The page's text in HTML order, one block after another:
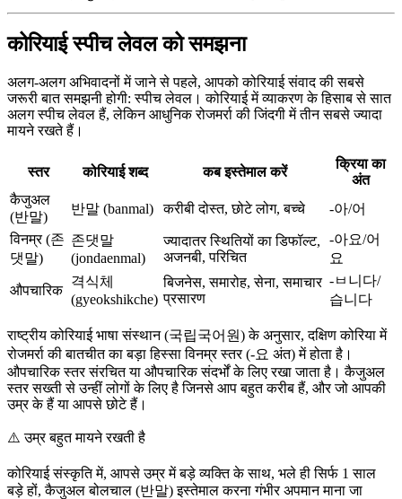
कोरियाई स्पीच लेवल को समझना
अलग-अलग अभिवादनों में जाने से पहले, आपको कोरियाई संवाद की सबसे
जरूरी बात समझनी होगी: स्पीच लेवल। कोरियाई में व्याकरण के हिसाब से सात
अलग स्पीच लेवल हैं, लेकिन आधुनिक रोजमर्रा की जिंदगी में तीन सबसे ज्यादा
मायने रखते हैं।
स्तर कोरियाई शब्द कब इस्तेमाल करें
क्रिया का
अंत
कैजुअल
(반말)
반말 (banmal) करीबी दोस्त, छोटे लोग, बच्चे
-아/어
विनम्र (존
댓말)
존댓말
(jondaenmal)
ज्यादातर स्थितियों का डिफॉल्ट,
अजनबी, परिचित
-아요/어
요
औपचारिक
격식체
(gyeokshikche)
बिजनेस, समारोह, सेना, समाचार
प्रसारण
-ㅂ니다/
습니다
राष्ट्रीय कोरियाई भाषा संस्थान (국립국어원) के अनुसार, दक्षिण कोरिया में
रोजमर्रा की बातचीत का बड़ा हिस्सा विनम्र स्तर (-요 अंत) में होता है।
औपचारिक स्तर संरचित या औपचारिक संदर्भों के लिए रखा जाता है। कैजुअल
स्तर सख्ती से उन्हीं लोगों के लिए है जिनसे आप बहुत करीब हैं, और जो आपकी
उम्र के हैं या आपसे छोटे हैं।
⚠️ उम्र बहुत मायने रखती है
कोरियाई संस्कृति में, आपसे उम्र में बड़े व्यक्ति के साथ, भले ही सिर्फ 1 साल
बड़े हों, कैजुअल बोलचाल (반말) इस्तेमाल करना गंभीर अपमान माना जा